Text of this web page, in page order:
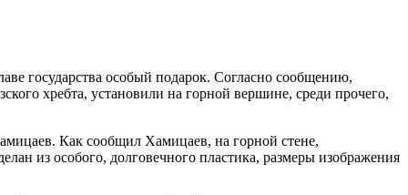
государства особый подарок. Согласно сообщению,
хребта, установили на горной вершине, среди прочего,
Как сообщил Хамицаев, на горной стене,
из особого, долговечного пластика, размеры изображения